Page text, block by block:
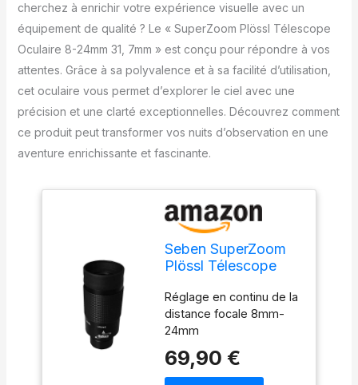
cherchez à enrichir votre expérience visuelle avec un
équipement de qualité ? Le « SuperZoom Plössl Télescope
Oculaire 8-24mm 31, 7mm » est conçu pour répondre à vos
attentes. Grâce à sa polyvalence et à sa facilité d’utilisation,
cet oculaire vous permet d’explorer le ciel avec une
précision et une clarté exceptionnelles. Découvrez comment
ce produit peut transformer vos nuits d’observation en une
aventure enrichissante et fascinante.
Seben SuperZoom
Plössl Télescope
31,7mm
Réglage en continu de la
distance focale 8mm-
24mm
69,90 €